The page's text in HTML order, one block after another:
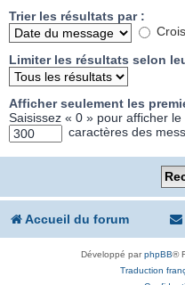
Trier les résultats par :
Limiter les résultats selon
Afficher seulement les
Saisissez « 0 » pour afficher
caractères des
Accueil du forum
Développé parphpBB®
Traduction